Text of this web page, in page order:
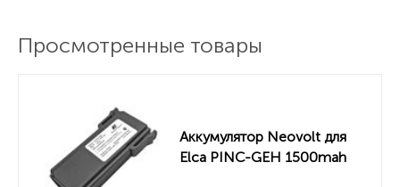
Просмотренные товары
Аккумулятор Neovolt для
Elca PINC-GEH 1500mah